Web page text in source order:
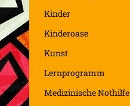
Kinder
Kinderoase
Kunst
Lernprogramm
Medizinische Nothilfe